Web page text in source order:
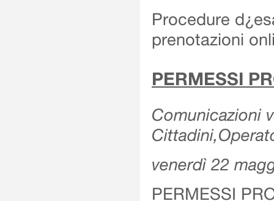
Procedure
prenotazioni
PERMESSI
Comunicazioni
venerdì 22
PERMESSI